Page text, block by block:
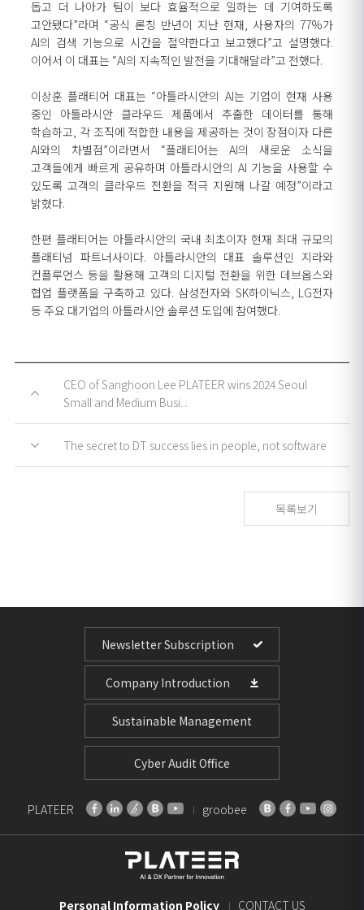
돕고 더 나아가 팀이 보다 효율적으로 일하는 데 기여하도록
고안됐다”라며 “공식 론칭 반년이 지난 현재, 사용자의 77%가
AI의 검색 기능으로 시간을 절약한다고 보고했다”고 설명했다.
이어서 이 대표는 “AI의 지속적인 발전을 기대해달라”고 전했다.
이상훈 플래티어 대표는 “아틀라시안의 AI는 기업이 현재 사용
중인 아틀라시안 클라우드 제품에서 추출한 데이터를 통해
학습하고, 각 조직에 적합한 내용을 제공하는 것이 장점이자 다른
AI와의 차별점”이라면서 “플래티어는 AI의 새로운 소식을
고객들에게 빠르게 공유하며 아틀라시안의 AI 기능을 사용할 수
있도록 고객의 클라우드 전환을 적극 지원해 나갈 예정”이라고
밝혔다.
한편 플래티어는 아틀라시안의 국내 최초이자 현재 최대 규모의
플래티넘 파트너사이다. 아틀라시안의 대표 솔루션인 지라와
컨플루언스 등을 활용해 고객의 디지털 전환을 위한 데브옵스와
협업 플랫폼을 구축하고 있다. 삼성전자와 SK하이닉스, LG전자
등 주요 대기업의 아틀라시안 솔루션 도입에 참여했다.
CEO of Sanghoon Lee PLATEER wins 2024 Seoul
Small and Medium Busi...
The secret to DT success lies in people, not software
목록보기
Newsletter Subscription
Company Introduction
Sustainable Management
Cyber Audit Office
PLATEER groobee
Personal Information Policy CONTACT US